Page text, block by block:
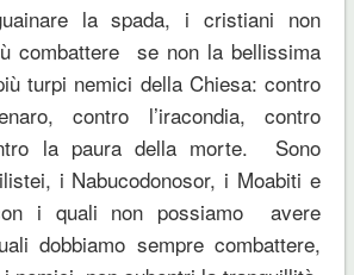
la spada, i cristiani non
combattere se non la bellissima
turpi nemici della Chiesa: contro
contro l’iracondia, contro
la paura della morte. Sono
i Nabucodonosor, i Moabiti e
i quali non possiamo avere
dobbiamo sempre combattere,